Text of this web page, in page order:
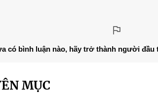
có bình luận nào, hãy trở thành người đầu
MỤC